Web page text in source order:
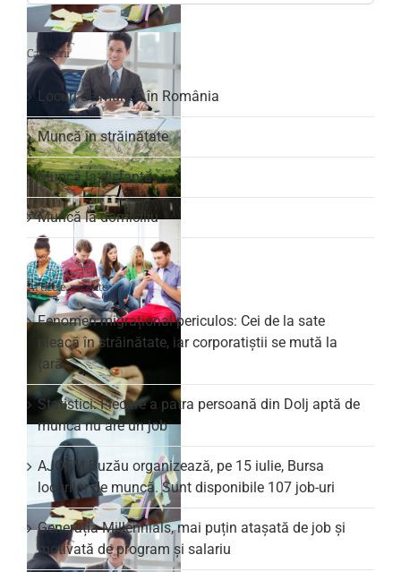
for:
Categorii
Locuri de muncă în România
Muncă în străinătate
Muncă la distanță
Muncă la domiciliu
Articole recente
Fenomen migrațional periculos: Cei de la sate
pleacă în străinătate, iar corporatiștii se mută la
țară
Statistici: Fiecare a patra persoană din Dolj aptă de
muncă nu are un job
AJOFM Buzău organizează, pe 15 iulie, Bursa
locurilor de muncă. Sunt disponibile 107 job-uri
Generația Millennials, mai puțin atașată de job și
motivată de program și salariu